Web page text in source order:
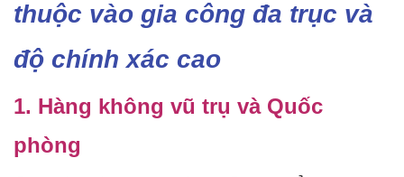
thuộc vào gia công đa trục và
độ chính xác cao
1. Hàng không vũ trụ và Quốc
phòng